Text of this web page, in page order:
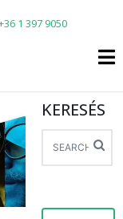
1 397 9050
KERESÉS